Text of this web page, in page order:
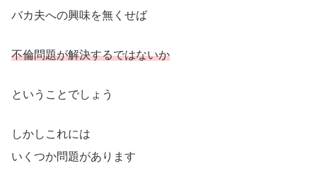
バカ夫への興味を無くせば
不倫問題が解決するではないか
ということでしょう
しかしこれには
いくつか問題があります